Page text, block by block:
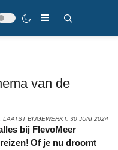
van de
LAATST BIJGEWERKT: 30 JUNI 2024
Of je nu droomt